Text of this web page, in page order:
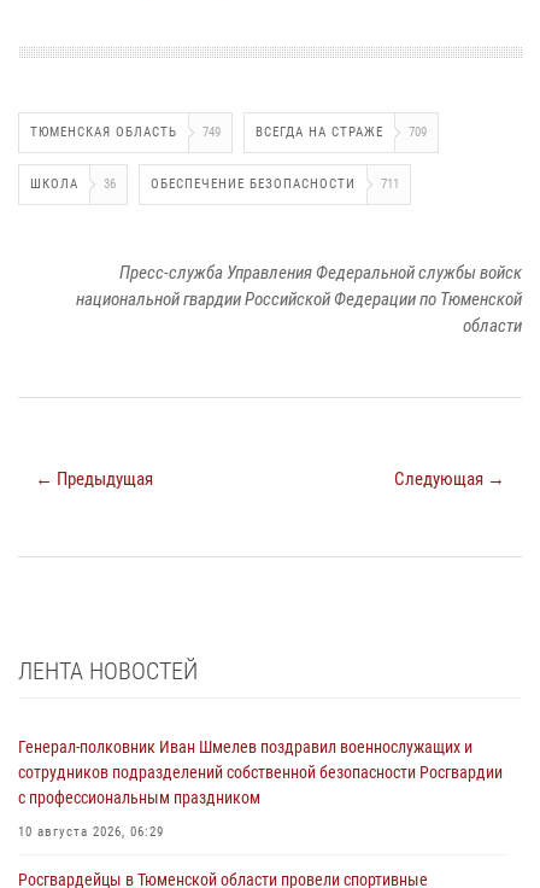
ТЮМЕНСКАЯ ОБЛАСТЬ 749 ВСЕГДА НА СТРАЖЕ 709
ШКОЛА 36 ОБЕСПЕЧЕНИЕ БЕЗОПАСНОСТИ 711
Пресс-служба Управления Федеральной службы войск
национальной гвардии Российской Федерации по Тюменской
области
← Предыдущая Следующая →
ЛЕНТА НОВОСТЕЙ
Генерал-полковник Иван Шмелев поздравил военнослужащих и
сотрудников подразделений собственной безопасности Росгвардии
с профессиональным праздником
10 августа 2026, 06:29
Росгвардейцы в Тюменской области провели спортивные